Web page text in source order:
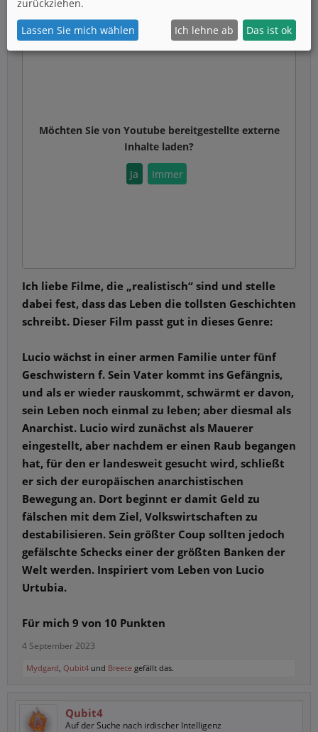
Möchten Sie von Youtubebereitgestellte externe
Inhalte laden?
Ja Immer
Ich liebe Filme, die „realistisch“ sind und stelle
dabei fest, dass das Leben die tollsten Geschichten
schreibt. Dieser Film passt gut in dieses Genre:
Lucio wächst in einer armen Familie unter fünf
Geschwistern f. Sein Vater kommt ins Gefängnis,
und als er wieder rauskommt, schwärmt er davon,
sein Leben noch einmal zu leben; aber diesmal als
Anarchist. Lucio wird zunächst als Mauerer
eingestellt, aber nachdem er einen Raub begangen
hat, für den er landesweit gesucht wird, schließt
er sich der europäischen anarchistischen
Bewegung an. Dort beginnt er damit Geld zu
fälschen mit dem Ziel, Volkswirtschaften zu
destabilisieren. Sein größter Coup sollten jedoch
gefälschte Schecks einer der größten Banken der
Welt werden. Inspiriert vom Leben von Lucio
Urtubia.
Für mich 9 von 10 Punkten
4 September 2023
Mydgard, Qubit4 und Breece gefällt das.
Qubit4
Auf der Suche nach irdischer Intelligenz
Lassen Sie mich wählen Ich lehne ab Das ist ok